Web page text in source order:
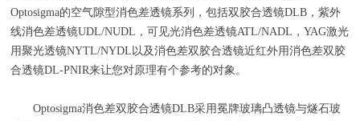
Optosigma的空气隙型消色差透镜系列，包括双胶合透镜DLB ，紫外
线消色差透镜UDL/NUDL ，可见光消色差透镜ATL/NADL ，YAG激光
用聚光透镜NYTL/NYDL 以及消色差双胶合透镜近红外用消色差双胶
合透镜DL-PNIR来让您对原理有个参考的对象。
Optosigma消色差双胶合透镜DLB采用冕牌玻璃凸透镜与燧石玻